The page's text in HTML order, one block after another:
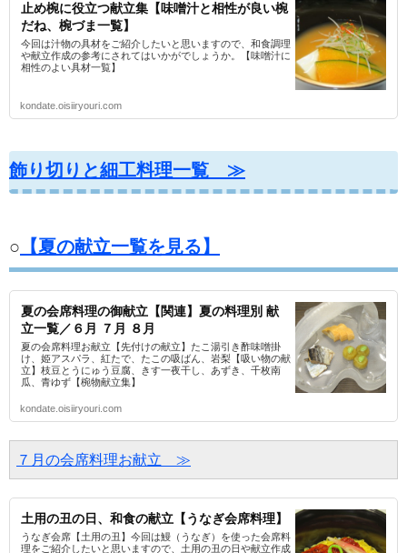
止め椀に役立つ献立集【味噌汁と相性が良い椀
だね、椀づま一覧】
今回は汁物の具材をご紹介したいと思いますので、和食調理
や献立作成の参考にされてはいかがでしょうか。【味噌汁に
相性のよい具材一覧】
kondate.oisiiryouri.com
飾り切りと細工料理一覧 ≫
○ 【夏の献立一覧を見る】
夏の会席料理の御献立【関連】夏の料理別 献
立一覧／６月 ７月 ８月
夏の会席料理お献立【先付けの献立】たこ湯引き酢味噌掛
け、姫アスパラ、紅たで、たこの吸ばん、岩梨【吸い物の献
立】枝豆とうにゅう豆腐、きす一夜干し、あずき、千枚南
瓜、青ゆず【椀物献立集】
kondate.oisiiryouri.com
７月の会席料理お献立　≫
土用の丑の日、和食の献立【うなぎ会席料理】
うなぎ会席【土用の丑】今回は鰻（うなぎ）を使った会席料
理をご紹介したいと思いますので、土用の丑の日や献立作成